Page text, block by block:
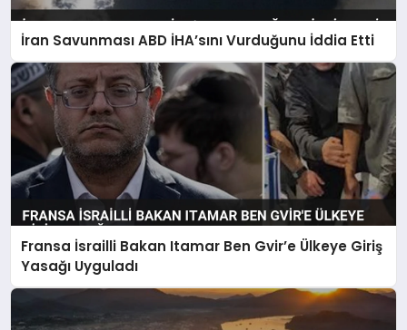
İran Savunması ABD İHA’sını Vurduğunu İddia Etti
Fransa İsrailli Bakan Itamar Ben Gvir’e Ülkeye Giriş
Yasağı Uyguladı